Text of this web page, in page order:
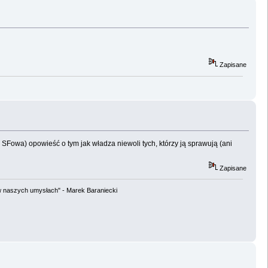
Zapisane
opowieść o tym jak władza niewoli tych, którzy ją sprawują (ani
Zapisane
umysłach" - Marek Baraniecki